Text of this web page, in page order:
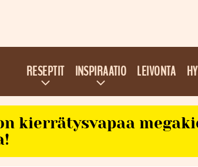
RESEPTIT INSPIRAATIO LEIVONTA
kierrätysvapaa